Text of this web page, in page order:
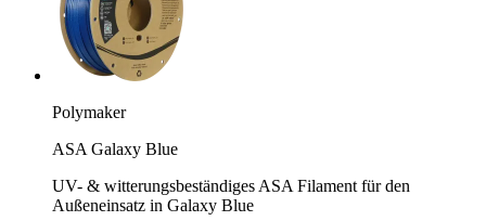
Polymaker
ASA Galaxy Blue
UV- & witterungsbeständiges ASA Filament für den
Außeneinsatz in Galaxy Blue